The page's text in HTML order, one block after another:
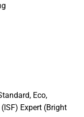
Eco,
Expert (Bright